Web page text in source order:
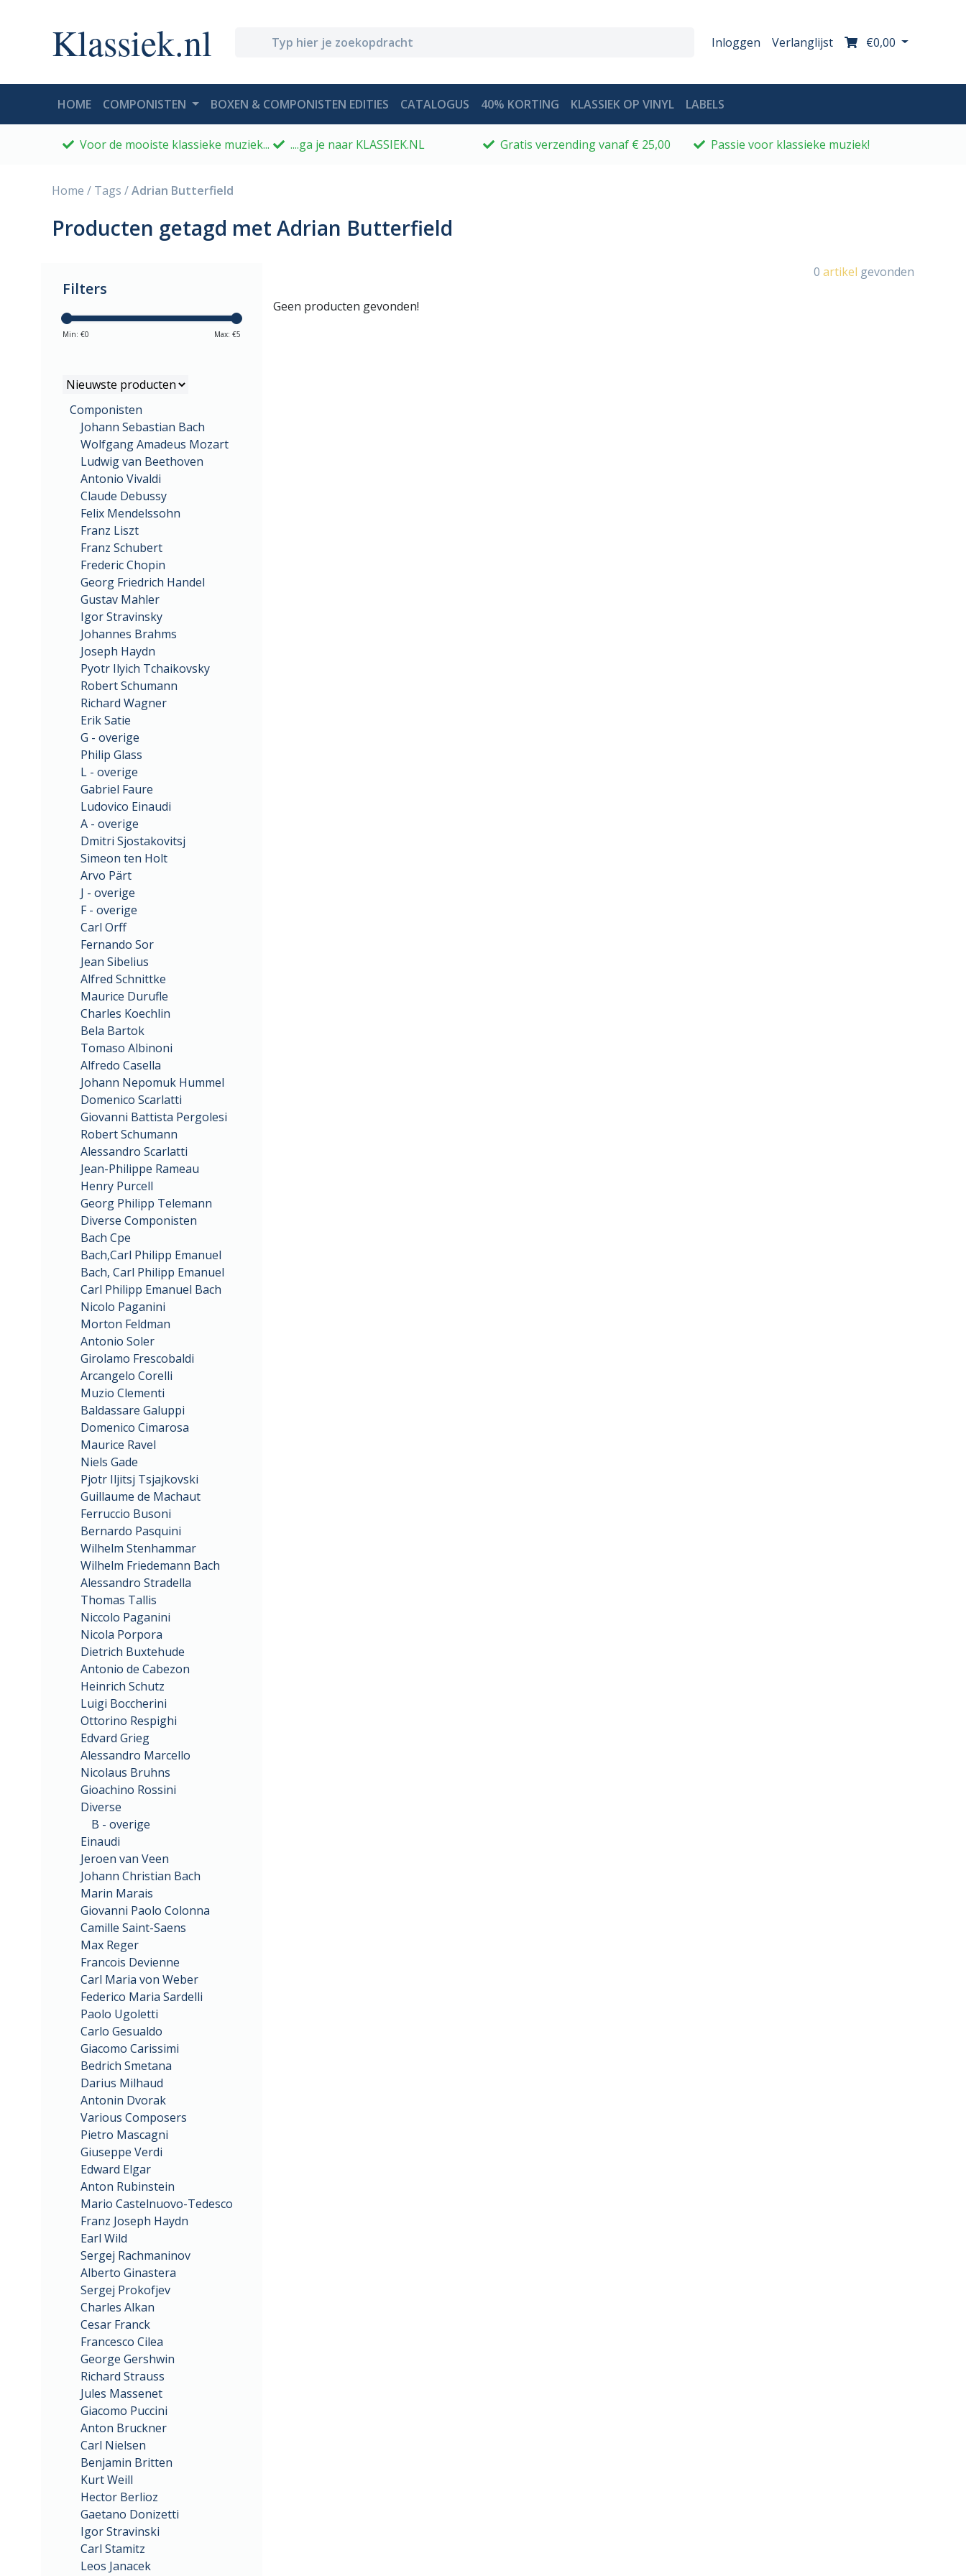
Klassiek.nl Inloggen Verlanglijst €0,00
HOME(CURRENT)
COMPONISTEN BOXEN & COMPONISTEN EDITIES CATALOGUS 40% KORTING KLASSIEK OP VINYL LABELS
Voor de mooiste klassieke muziek... ....ga je naar KLASSIEK.NL Gratis verzending vanaf € 25,00 Passie voor klassieke muziek!
Home / Tags /Adrian Butterfield
Producten getagd met Adrian Butterfield
Filters
Min: €0 Max: €5
Componisten
Johann Sebastian Bach
Wolfgang Amadeus Mozart
Ludwig van Beethoven
Antonio Vivaldi
Claude Debussy
Felix Mendelssohn
Franz Liszt
Franz Schubert
Frederic Chopin
Georg Friedrich Handel
Gustav Mahler
Igor Stravinsky
Johannes Brahms
Joseph Haydn
Pyotr Ilyich Tchaikovsky
Robert Schumann
Richard Wagner
Erik Satie
G - overige
Philip Glass
L - overige
Gabriel Faure
Ludovico Einaudi
A - overige
Dmitri Sjostakovitsj
Simeon ten Holt
Arvo Pärt
J - overige
F - overige
Carl Orff
Fernando Sor
Jean Sibelius
Alfred Schnittke
Maurice Durufle
Charles Koechlin
Bela Bartok
Tomaso Albinoni
Alfredo Casella
Johann Nepomuk Hummel
Domenico Scarlatti
Giovanni Battista Pergolesi
Robert Schumann
Alessandro Scarlatti
Jean-Philippe Rameau
Henry Purcell
Georg Philipp Telemann
Diverse Componisten
Bach Cpe
Bach,Carl Philipp Emanuel
Bach, Carl Philipp Emanuel
Carl Philipp Emanuel Bach
Nicolo Paganini
Morton Feldman
Antonio Soler
Girolamo Frescobaldi
Arcangelo Corelli
Muzio Clementi
Baldassare Galuppi
Domenico Cimarosa
Maurice Ravel
Niels Gade
Pjotr Iljitsj Tsjajkovski
Guillaume de Machaut
Ferruccio Busoni
Bernardo Pasquini
Wilhelm Stenhammar
Wilhelm Friedemann Bach
Alessandro Stradella
Thomas Tallis
Niccolo Paganini
Nicola Porpora
Dietrich Buxtehude
Antonio de Cabezon
Heinrich Schutz
Luigi Boccherini
Ottorino Respighi
Edvard Grieg
Alessandro Marcello
Nicolaus Bruhns
Gioachino Rossini
Diverse
B - overige
Einaudi
Jeroen van Veen
Johann Christian Bach
Marin Marais
Giovanni Paolo Colonna
Camille Saint-Saens
Max Reger
Francois Devienne
Carl Maria von Weber
Federico Maria Sardelli
Paolo Ugoletti
Carlo Gesualdo
Giacomo Carissimi
Bedrich Smetana
Darius Milhaud
Antonin Dvorak
Various Composers
Pietro Mascagni
Giuseppe Verdi
Edward Elgar
Anton Rubinstein
Mario Castelnuovo-Tedesco
Franz Joseph Haydn
Earl Wild
Sergej Rachmaninov
Alberto Ginastera
Sergej Prokofjev
Charles Alkan
Cesar Franck
Francesco Cilea
George Gershwin
Richard Strauss
Jules Massenet
Giacomo Puccini
Anton Bruckner
Carl Nielsen
Benjamin Britten
Kurt Weill
Hector Berlioz
Gaetano Donizetti
Igor Stravinski
Carl Stamitz
Leos Janacek
0 artikel gevonden
Geen producten gevonden!